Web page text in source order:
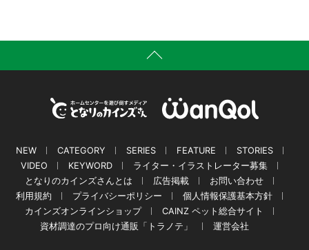
NEW CATEGORY SERIES FEATURE
STORIES
VIDEO
KEYWORD
ライター・イラストレーター募集
となりのカインズさんとは
広告掲載
お問い合わせ
利用規約
プライバシーポリシー
個人情報保護基本方針
カインズオンラインショップ
CAINZ ペット総合サイト
資材調達のプロ向け通販「トラノテ」
運営会社